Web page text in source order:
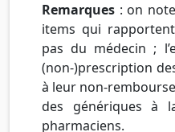
Remarques : on
items qui
pas du médecin ;
(non-)prescription
à leur non-
des génériques à
pharmaciens.